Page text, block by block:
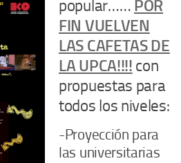
popular…… POR
FIN VUELVEN
LAS CAFETAS DE
LA UPCA!!!! con
propuestas para
todos los niveles:
-Proyección para
las universitarias